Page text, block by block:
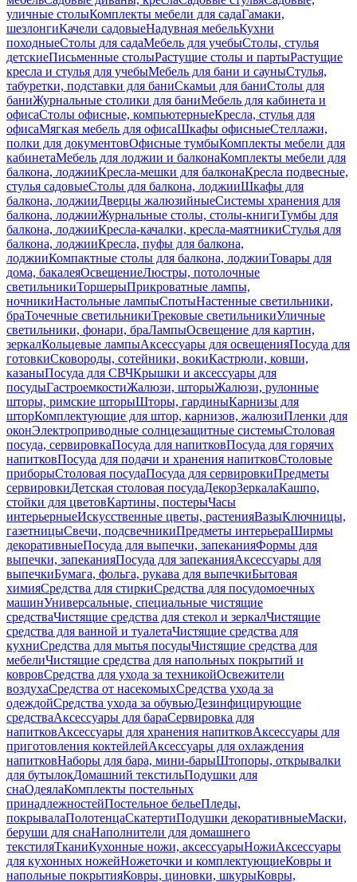
уличные столыКомплекты мебели для садаГамаки,
шезлонгиКачели садовыеНадувная мебельКухни
походныеСтолы для садаМебель для учебыСтолы, стулья
детскиеПисьменные столыРастущие столы и партыРастущие
кресла и стулья для учебыМебель для бани и сауныСтулья,
табуретки, подставки для баниСкамьи для баниСтолы для
баниЖурнальные столики для баниМебель для кабинета и
офисаСтолы офисные, компьютерныеКресла, стулья для
офисаМягкая мебель для офисаШкафы офисныеСтеллажи,
полки для документовОфисные тумбыКомплекты мебели для
кабинетаМебель для лоджии и балконаКомплекты мебели для
балкона, лоджииКресла-мешки для балконаКресла подвесные,
стулья садовыеСтолы для балкона, лоджииШкафы для
балкона, лоджииДверцы жалюзийныеСистемы хранения для
балкона, лоджииЖурнальные столы, столы-книгиТумбы для
балкона, лоджииКресла-качалки, кресла-маятникиСтулья для
балкона, лоджииКресла, пуфы для балкона,
лоджииКомпактные столы для балкона, лоджииТовары для
дома, бакалеяОсвещениеЛюстры, потолочные
светильникиТоршерыПрикроватные лампы,
ночникиНастольные лампыСпотыНастенные светильники,
браТочечные светильникиТрековые светильникиУличные
светильники, фонари, браЛампыОсвещение для картин,
зеркалКольцевые лампыАксессуары для освещенияПосуда для
готовкиСковороды, сотейники, вокиКастрюли, ковши,
казаныПосуда для СВЧКрышки и аксессуары для
посудыГастроемкостиЖалюзи, шторыЖалюзи, рулонные
шторы, римские шторыШторы, гардиныКарнизы для
шторКомплектующие для штор, карнизов, жалюзиПленки для
оконЭлектроприводные солнцезащитные системыСтоловая
посуда, сервировкаПосуда для напитковПосуда для горячих
напитковПосуда для подачи и хранения напитковСтоловые
приборыСтоловая посудаПосуда для сервировкиПредметы
сервировкиДетская столовая посудаДекорЗеркалаКашпо,
стойки для цветовКартины, постерыЧасы
интерьерныеИскусственные цветы, растенияВазыКлючницы,
газетницыСвечи, подсвечникиПредметы интерьераШирмы
декоративныеПосуда для выпечки, запеканияФормы для
выпечки, запеканияПосуда для запеканияАксессуары для
выпечкиБумага, фольга, рукава для выпечкиБытовая
химияСредства для стиркиСредства для посудомоечных
машинУниверсальные, специальные чистящие
средстваЧистящие средства для стекол и зеркалЧистящие
средства для ванной и туалетаЧистящие средства для
кухниСредства для мытья посудыЧистящие средства для
мебелиЧистящие средства для напольных покрытий и
ковровСредства для ухода за техникойОсвежители
воздухаСредства от насекомыхСредства ухода за
одеждойСредства ухода за обувьюДезинфицирующие
средстваАксессуары для бараСервировка для
напитковАксессуары для хранения напитковАксессуары для
приготовления коктейлейАксессуары для охлаждения
напитковНаборы для бара, мини-барыШтопоры, открывалки
для бутылокДомашний текстильПодушки для
снаОдеялаКомплекты постельных
принадлежностейПостельное бельеПледы,
покрывалаПолотенцаСкатертиПодушки декоративныеМаски,
беруши для снаНаполнители для домашнего
текстиляТканиКухонные ножи, аксессуарыНожиАксессуары
для кухонных ножейНожеточки и комплектующиеКовры и
напольные покрытияКовры, циновки, шкурыКовры,